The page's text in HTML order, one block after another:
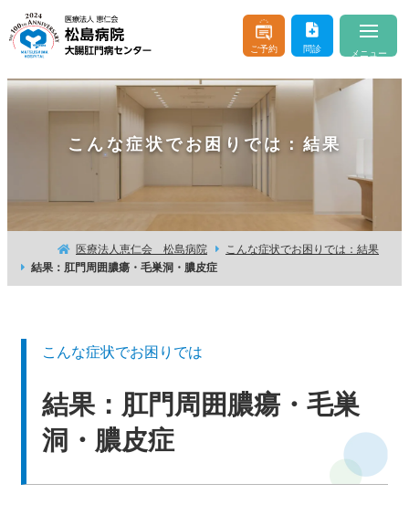
ご予約 問診 メニュー
当院について About
医師のご紹介 Doctor & Staff
Consultation
おなかやおしりの病気 Buttocks and Stomach
入院・お見舞い Hospitalization
交通アクセス
医療機関の方へ
こんな症状でお困りでは：結果
医療法人恵仁会 松島病院
こんな症状でお困りでは：結果
結果：肛門周囲膿瘍・毛巣洞・膿皮症
こんな症状でお困りでは
結果：肛門周囲膿瘍・毛巣
洞・膿皮症